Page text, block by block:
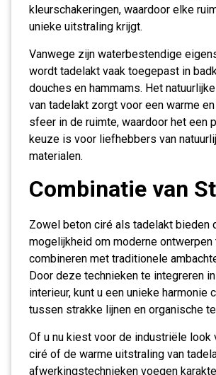
kleurschakeringen, waardoor elke
unieke uitstraling krijgt.
Vanwege zijn waterbestendige
wordt tadelakt vaak toegepast in
douches en hammams. Het
van tadelakt zorgt voor een warme
sfeer in de ruimte, waardoor het een
keuze is voor liefhebbers van
materialen.
Combinatie van
Zowel beton ciré als tadelakt bieden
mogelijkheid om moderne ontwerpen
combineren met traditionele
Door deze technieken te integreren
interieur, kunt u een unieke harmonie
tussen strakke lijnen en organische
Of u nu kiest voor de industriële look
ciré of de warme uitstraling van
afwerkingstechnieken voegen